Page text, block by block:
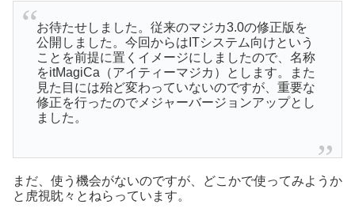
お待たせしました。従来のマジカ3.0の修正版を
公開しました。今回からはITシステム向けという
ことを前提に置くイメージにしましたので、名称
をitMagiCa（アイティーマジカ）とします。また
見た目には殆ど変わっていないのですが、重要な
修正を行ったのでメジャーバージョンアップとし
ました。
まだ、使う機会がないのですが、どこかで使ってみようか
と虎視眈々とねらっています。